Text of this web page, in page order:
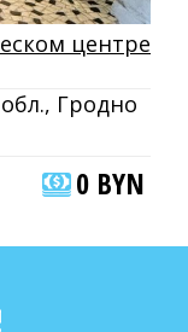
центре
Гродно
0 BYN